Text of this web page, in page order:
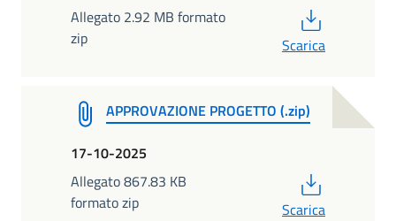
Allegato 2.92 MB formato
zip
Scarica
APPROVAZIONE PROGETTO (.zip)
17-10-2025
Allegato 867.83 KB
formato zip
Scarica